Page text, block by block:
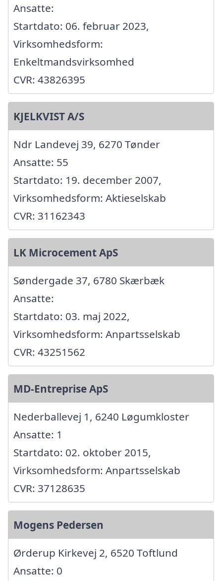
Ansatte:
Startdato: 06. februar 2023,
Virksomhedsform:
Enkeltmandsvirksomhed
CVR: 43826395
KJELKVIST A/S
Ndr Landevej 39, 6270 Tønder
Ansatte: 55
Startdato: 19. december 2007,
Virksomhedsform: Aktieselskab
CVR: 31162343
LK Microcement ApS
Søndergade 37, 6780 Skærbæk
Ansatte:
Startdato: 03. maj 2022,
Virksomhedsform: Anpartsselskab
CVR: 43251562
MD-Entreprise ApS
Nederballevej 1, 6240 Løgumkloster
Ansatte: 1
Startdato: 02. oktober 2015,
Virksomhedsform: Anpartsselskab
CVR: 37128635
Mogens Pedersen
Ørderup Kirkevej 2, 6520 Toftlund
Ansatte: 0